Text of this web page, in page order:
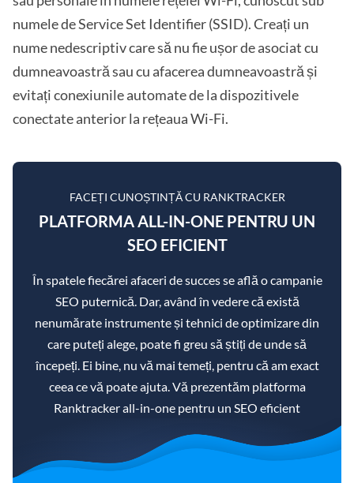
numele de Service Set Identifier (SSID). Creați un
nume nedescriptiv care să nu fie ușor de asociat cu
dumneavoastră sau cu afacerea dumneavoastră și
evitați conexiunile automate de la dispozitivele
conectate anterior la rețeaua Wi-Fi.
FACEȚI CUNOȘTINȚĂ CU RANKTRACKER
PLATFORMA ALL-IN-ONE PENTRU UN
SEO EFICIENT
În spatele fiecărei afaceri de succes se află o campanie
SEO puternică. Dar, având în vedere că există
nenumărate instrumente și tehnici de optimizare din
care puteți alege, poate fi greu să știți de unde să
începeți. Ei bine, nu vă mai temeți, pentru că am exact
ceea ce vă poate ajuta. Vă prezentăm platforma
Ranktracker all-in-one pentru un SEO eficient